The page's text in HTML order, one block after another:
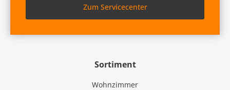
Sortiment
Wohnzimmer
Zum Servicecenter